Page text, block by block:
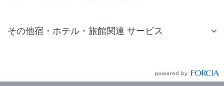
その他宿・ホテル・旅館関連 サービス